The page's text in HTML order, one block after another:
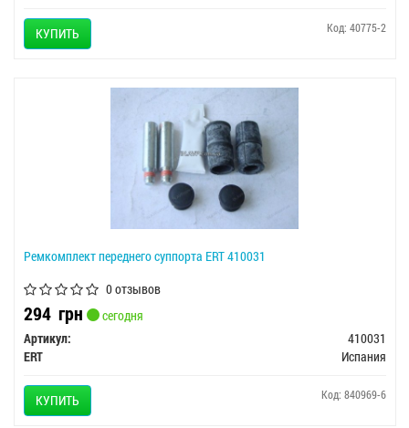
КУПИТЬ Код: 40775-2
Ремкомплект переднего суппорта ERT 410031
0 отзывов
294 грн
сегодня
Артикул:
410031
ERT
Испания
КУПИТЬ Код: 840969-6